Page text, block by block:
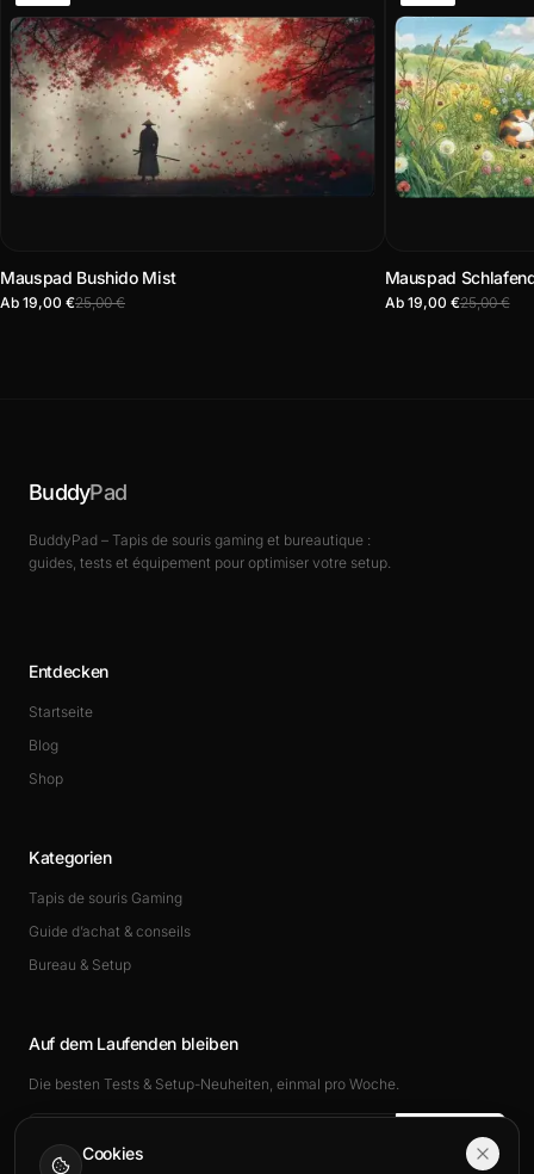
Mauspad Bushido Mist
Ab 19,00 €25,00 €
Mauspad
Ab 19,00 €25,00 €
BuddyPad
BuddyPad – Tapis de souris gaming et bureautique :
guides, tests et équipement pour optimiser votre setup.
Entdecken
Startseite
Blog
Shop
Kategorien
Tapis de souris Gaming
Guide d’achat & conseils
Bureau & Setup
Auf dem Laufenden bleiben
Die besten Tests & Setup-Neuheiten, einmal pro Woche.
Abonnieren
Cookies